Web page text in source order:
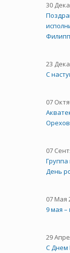
30
23
С
07
07
День
07 Мая
9 мая –
29
C Днем